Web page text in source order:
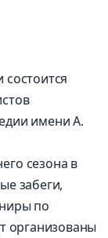
имени А.
сезона в
забеги,
по
организованы